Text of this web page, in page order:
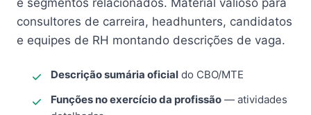
e segmentos relacionados. Material valioso para
consultores de carreira, headhunters, candidatos
e equipes de RH montando descrições de vaga.
Descrição sumária oficial do CBO/MTE
Funções no exercício da profissão — atividades